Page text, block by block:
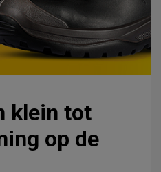
klein tot
op de